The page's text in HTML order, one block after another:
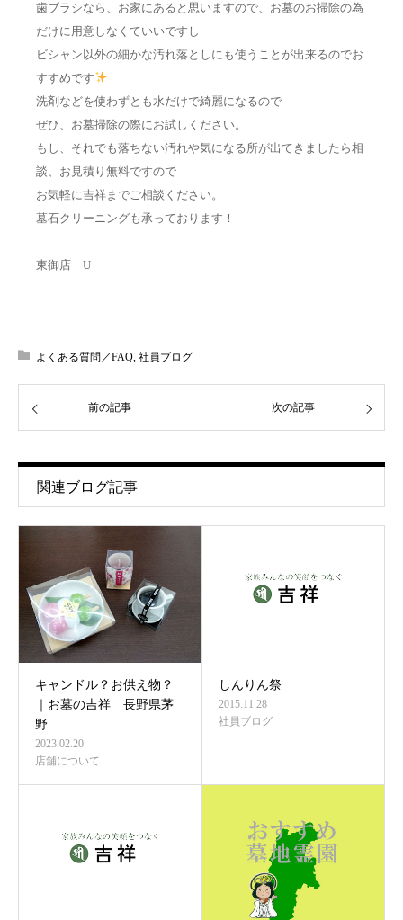
歯ブラシなら、お家にあると思いますので、お墓のお掃除の為
だけに用意しなくていいですし
ビシャン以外の細かな汚れ落としにも使うことが出来るのでお
すすめです
洗剤などを使わずとも水だけで綺麗になるので
ぜひ、お墓掃除の際にお試しください。
もし、それでも落ちない汚れや気になる所が出てきましたら相
談、お見積り無料ですので
お気軽に吉祥までご相談ください。
墓石クリーニングも承っております！
東御店 U
よくある質問／FAQ, 社員ブログ
前の記事 次の記事
関連ブログ記事
キャンドル？お供え物？
｜お墓の吉祥 長野県茅
野…
2023.02.20
店舗について
しんりん祭
2015.11.28
社員ブログ